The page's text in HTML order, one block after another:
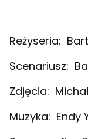
Reżyseria:
Scenariusz:
Zdjęcia:
Muzyka: Endy